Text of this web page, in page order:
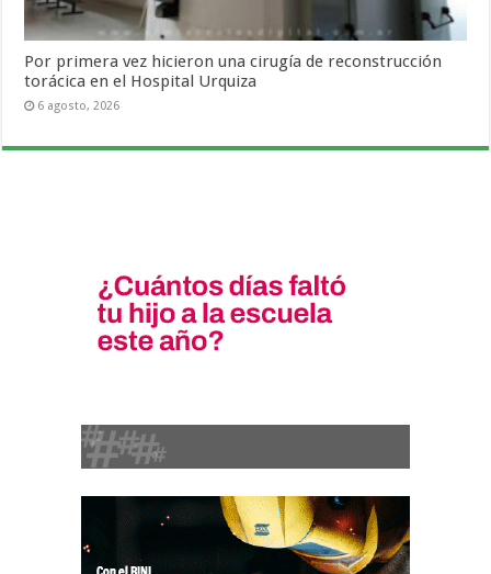
Por primera vez hicieron una cirugía de reconstrucción
torácica en el Hospital Urquiza
6 agosto, 2026